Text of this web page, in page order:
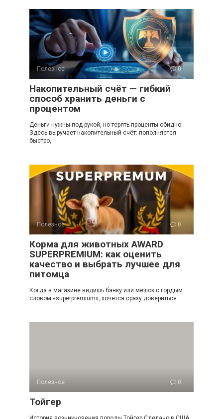
Полезное 0
Накопительный счёт — гибкий
способ хранить деньги с
процентом
Деньги нужны под рукой, но терять проценты обидно.
Здесь выручает накопительный счёт: пополняется
быстро,
Полезное 0
Корма для животных AWARD
SUPERPREMIUM: как оценить
качество и выбрать лучшее для
питомца
Когда в магазине видишь банку или мешок с гордым
словом «superpremium», хочется сразу довериться
Полезное 0
Тойгер